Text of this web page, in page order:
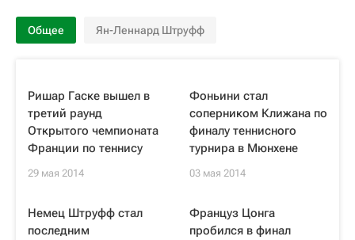
Общее Ян-Леннард Штруфф
Ришар Гаске вышел в
третий раунд
Открытого чемпионата
Франции по теннису
29 мая 2014
Фоньини стал
соперником Клижана по
финалу теннисного
турнира в Мюнхене
03 мая 2014
Немец Штруфф стал
последним
Француз Цонга
пробился в финал